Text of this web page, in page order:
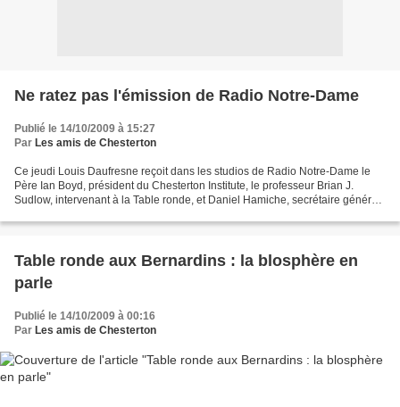
Ne ratez pas l'émission de Radio Notre-Dame
Publié le 14/10/2009 à 15:27
Par Les amis de Chesterton
Ce jeudi Louis Daufresne reçoit dans les studios de Radio Notre-Dame le
Père Ian Boyd, président du Chesterton Institute, le professeur Brian J.
Sudlow, intervenant à la Table ronde, et Daniel Hamiche, secrétaire général
Table ronde aux Bernardins : la blosphère en
parle
Publié le 14/10/2009 à 00:16
Par Les amis de Chesterton